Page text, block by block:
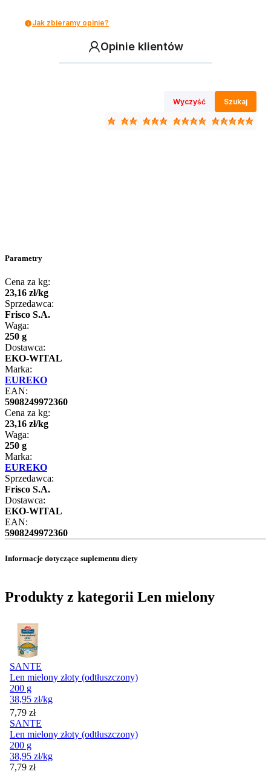
Jak zbieramy opinie?
Opinie klientów
Wyczyść Szukaj
Parametry
Cena za kg:
23,16 zł/kg
Sprzedawca:
Frisco S.A.
Waga:
250 g
Dostawca:
EKO-WITAL
Marka:
EUREKO
EAN:
5908249972360
Cena za kg:
23,16 zł/kg
Waga:
250 g
Marka:
EUREKO
Sprzedawca:
Frisco S.A.
Dostawca:
EKO-WITAL
EAN:
5908249972360
Informacje dotyczące suplementu diety
Produkty z kategorii Len mielony
SANTE
Len mielony złoty (odtłuszczony)
200 g
38,95 zł/kg
Cena
7,79 zł
SANTE
Len mielony złoty (odtłuszczony)
200 g
38,95 zł/kg
Cena
7,79 zł